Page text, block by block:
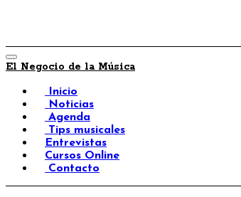
El Negocio de la Música
Inicio
Noticias
Agenda
Tips musicales
Entrevistas
Cursos Online
Contacto